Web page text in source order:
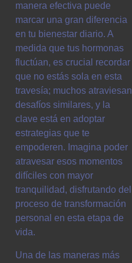
manera efectiva puede
marcar una gran diferencia
en tu bienestar diario. A
medida que tus hormonas
fluctúan, es crucial recordar
que no estás sola en esta
travesía; muchos atraviesan
desafíos similares, y la
clave está en adoptar
estrategias que te
empoderen. Imagina poder
atravesar esos momentos
difíciles con mayor
tranquilidad, disfrutando del
proceso de transformación
personal en esta etapa de
vida.
Una de las maneras más